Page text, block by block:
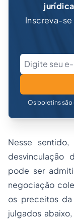
Inscreva-
Os boletins
Nesse
desvinculação
pode ser
negociação
os preceitos
julgados